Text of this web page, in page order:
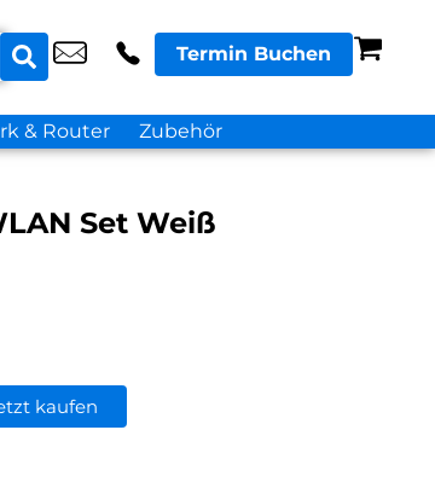
Termin Buchen
& Router Zubehör
Set Weiß
kaufen